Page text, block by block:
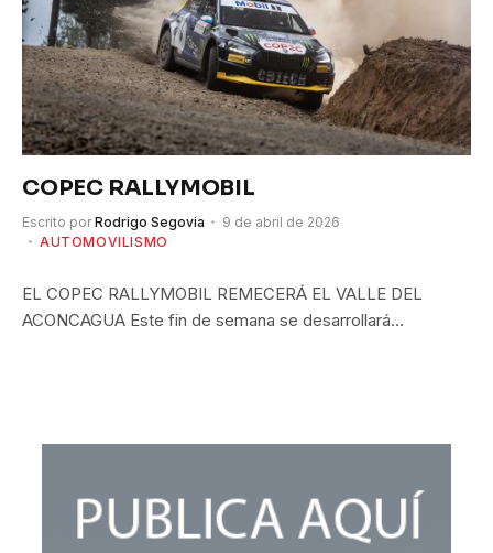
COPEC RALLYMOBIL
Escrito por Rodrigo Segovia
9 de abril de 2026
AUTOMOVILISMO
EL COPEC RALLYMOBIL REMECERÁ EL VALLE DEL
ACONCAGUA Este fin de semana se desarrollará…